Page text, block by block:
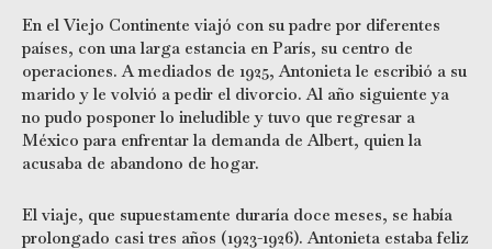
En el Viejo Continente viajó con su padre por diferentes
países, con una larga estancia en París, su centro de
operaciones. A mediados de 1925, Antonieta le escribió a su
marido y le volvió a pedir el divorcio. Al año siguiente ya
no pudo posponer lo ineludible y tuvo que regresar a
México para enfrentar la demanda de Albert, quien la
acusaba de abandono de hogar.
El viaje, que supuestamente duraría doce meses, se había
prolongado casi tres años (1923-1926). Antonieta estaba feliz